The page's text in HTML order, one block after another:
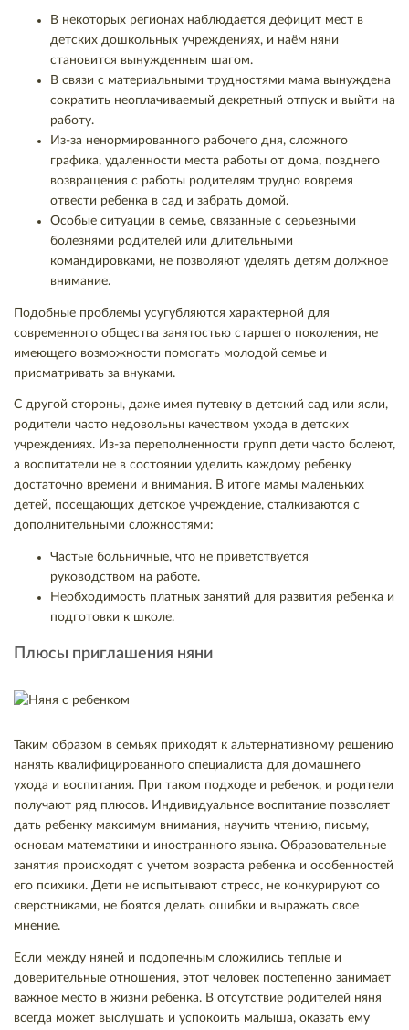
В некоторых регионах наблюдается дефицит мест в
детских дошкольных учреждениях, и наём няни
становится вынужденным шагом.
В связи с материальными трудностями мама вынуждена
сократить неоплачиваемый декретный отпуск и выйти на
работу.
Из-за ненормированного рабочего дня, сложного
графика, удаленности места работы от дома, позднего
возвращения с работы родителям трудно вовремя
отвести ребенка в сад и забрать домой.
Особые ситуации в семье, связанные с серьезными
болезнями родителей или длительными
командировками, не позволяют уделять детям должное
внимание.
Подобные проблемы усугубляются характерной для
современного общества занятостью старшего поколения, не
имеющего возможности помогать молодой семье и
присматривать за внуками.
С другой стороны, даже имея путевку в детский сад или ясли,
родители часто недовольны качеством ухода в детских
учреждениях. Из-за переполненности групп дети часто болеют,
а воспитатели не в состоянии уделить каждому ребенку
достаточно времени и внимания. В итоге мамы маленьких
детей, посещающих детское учреждение, сталкиваются с
дополнительными сложностями:
Частые больничные, что не приветствуется
руководством на работе.
Необходимость платных занятий для развития ребенка и
подготовки к школе.
Плюсы приглашения няни
Таким образом в семьях приходят к альтернативному решению
нанять квалифицированного специалиста для домашнего
ухода и воспитания. При таком подходе и ребенок, и родители
получают ряд плюсов. Индивидуальное воспитание позволяет
дать ребенку максимум внимания, научить чтению, письму,
основам математики и иностранного языка. Образовательные
занятия происходят с учетом возраста ребенка и особенностей
его психики. Дети не испытывают стресс, не конкурируют со
сверстниками, не боятся делать ошибки и выражать свое
мнение.
Если между няней и подопечным сложились теплые и
доверительные отношения, этот человек постепенно занимает
важное место в жизни ребенка. В отсутствие родителей няня
всегда может выслушать и успокоить малыша, оказать ему